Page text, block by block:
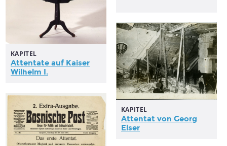
KAPITEL
Attentate auf Kaiser
Wilhelm I.
KAPITEL
Attentat von Georg
Elser